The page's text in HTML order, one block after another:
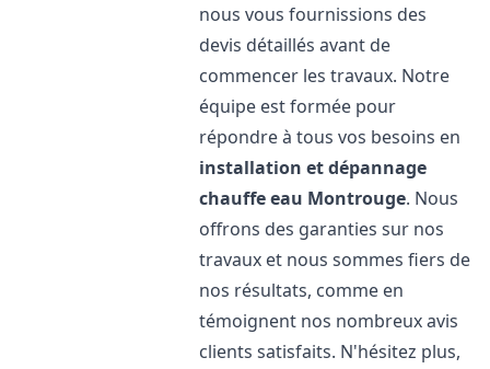
nous vous fournissions des
devis détaillés avant de
commencer les travaux. Notre
équipe est formée pour
répondre à tous vos besoins en
installation et dépannage
chauffe eau Montrouge. Nous
offrons des garanties sur nos
travaux et nous sommes fiers de
nos résultats, comme en
témoignent nos nombreux avis
clients satisfaits. N'hésitez plus,